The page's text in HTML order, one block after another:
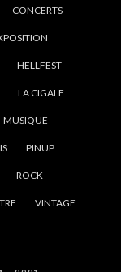
CONCERTS
HELLFEST
LA CIGALE
MUSIQUE
PINUP
ROCK
VINTAGE